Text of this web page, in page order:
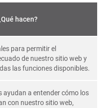
hacen?
para permitir el
de nuestro sitio web y
las funciones disponibles.
ayudan a entender cómo los
con nuestro sitio web,